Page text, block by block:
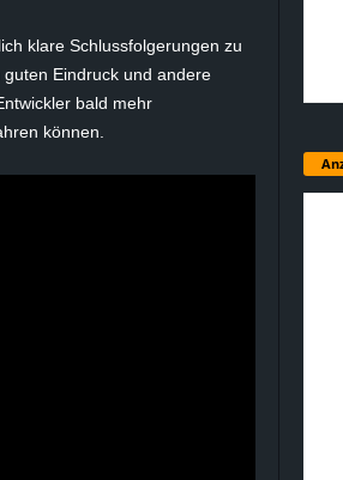
klare Schlussfolgerungen zu
Eindruck und andere
bald mehr
können.